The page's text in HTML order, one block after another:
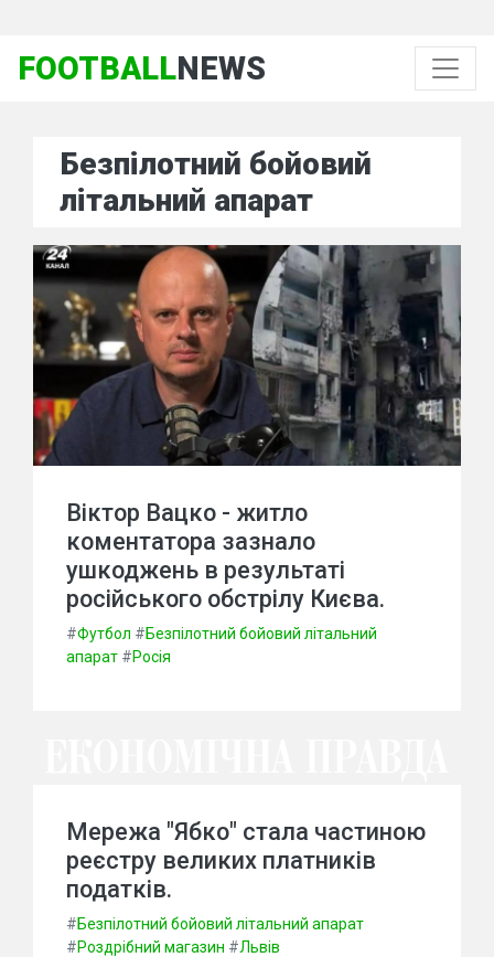
FOOTBALLNEWS
Безпілотний бойовий
літальний апарат
Віктор Вацко - житло
коментатора зазнало
ушкоджень в результаті
російського обстрілу Києва.
#Футбол #Безпілотний бойовий літальний
апарат #Росія
Мережа "Ябко" стала частиною
реєстру великих платників
податків.
#Безпілотний бойовий літальний апарат
#Роздрібний магазин #Львів